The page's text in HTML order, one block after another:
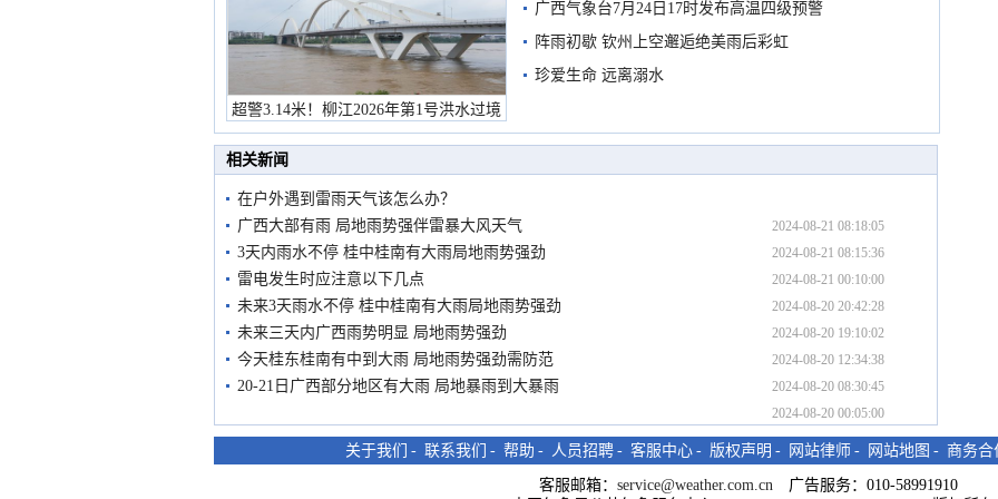
超警3.14米！柳江2026年第1号洪水过境
市民在堤岸见证汛况
预警
广西气象台7月24日17时发布高温四级预警
阵雨初歇 钦州上空邂逅绝美雨后彩虹
珍爱生命 远离溺水
相关新闻
在户外遇到雷雨天气该怎么办？
2024-08-21 08:18:05
广西大部有雨 局地雨势强伴雷暴大风天气
2024-08-21 08:15:36
3天内雨水不停 桂中桂南有大雨局地雨势强劲
2024-08-21 00:10:00
雷电发生时应注意以下几点
2024-08-20 20:42:28
未来3天雨水不停 桂中桂南有大雨局地雨势强劲
2024-08-20 19:10:02
未来三天内广西雨势明显 局地雨势强劲
2024-08-20 12:34:38
今天桂东桂南有中到大雨 局地雨势强劲需防范
2024-08-20 08:30:45
20-21日广西部分地区有大雨 局地暴雨到大暴雨
2024-08-20 00:05:00
关于我们 - 联系我们 - 帮助 - 人员招聘 - 客服中心 - 版权声明 - 网站律师 - 网站地图 - 商务合
客服邮箱： service@weather.com.cn 广告服务：010-58991910